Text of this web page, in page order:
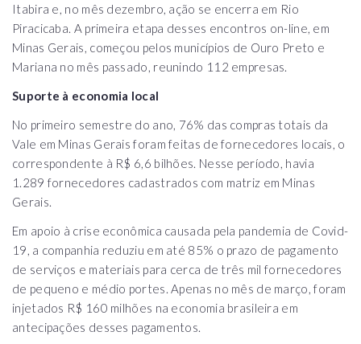
Itabira e, no mês dezembro, ação se encerra em Rio
Piracicaba. A primeira etapa desses encontros on-line, em
Minas Gerais, começou pelos municípios de Ouro Preto e
Mariana no mês passado, reunindo 112 empresas.
Suporte à economia local
No primeiro semestre do ano, 76% das compras totais da
Vale em Minas Gerais foram feitas de fornecedores locais, o
correspondente à R$ 6,6 bilhões. Nesse período, havia
1.289 fornecedores cadastrados com matriz em Minas
Gerais.
Em apoio à crise econômica causada pela pandemia de Covid-
19, a companhia reduziu em até 85% o prazo de pagamento
de serviços e materiais para cerca de três mil fornecedores
de pequeno e médio portes. Apenas no mês de março, foram
injetados R$ 160 milhões na economia brasileira em
antecipações desses pagamentos.